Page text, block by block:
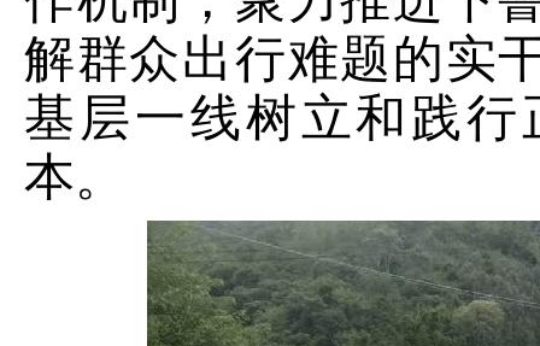
解群众出行难题的实
基层一线树立和践
本。